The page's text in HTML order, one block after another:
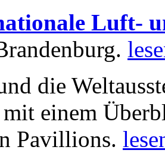
Luft-
die
einem
Pavillions.